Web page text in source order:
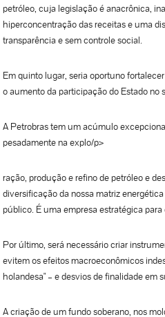
petróleo, cuja legislação é anacrônica,
hiperconcentração das receitas e uma
transparência e sem controle social.
Em quinto lugar, seria oportuno
o aumento da participação do Estado no
A Petrobras tem um acúmulo
pesadamente na explo/p>
ração, produção e refino de petróleo e
diversificação da nossa matriz
público. É uma empresa estratégica
Por último, será necessário criar
evitem os efeitos macroeconômicos
holandesa" – e desvios de finalidade em
A criação de um fundo soberano, nos